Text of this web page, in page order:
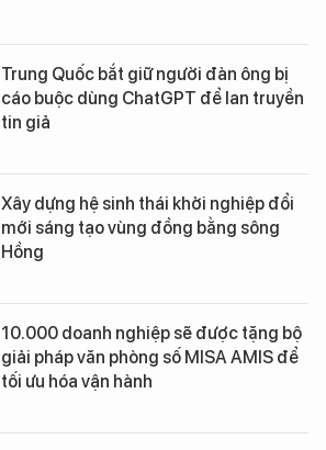
Trung Quốc bắt giữ người đàn ông bị
cáo buộc dùng ChatGPT để lan truyền
tin giả
Xây dựng hệ sinh thái khởi nghiệp đổi
mới sáng tạo vùng đồng bằng sông
Hồng
10.000 doanh nghiệp sẽ được tặng bộ
giải pháp văn phòng số MISA AMIS để
tối ưu hóa vận hành